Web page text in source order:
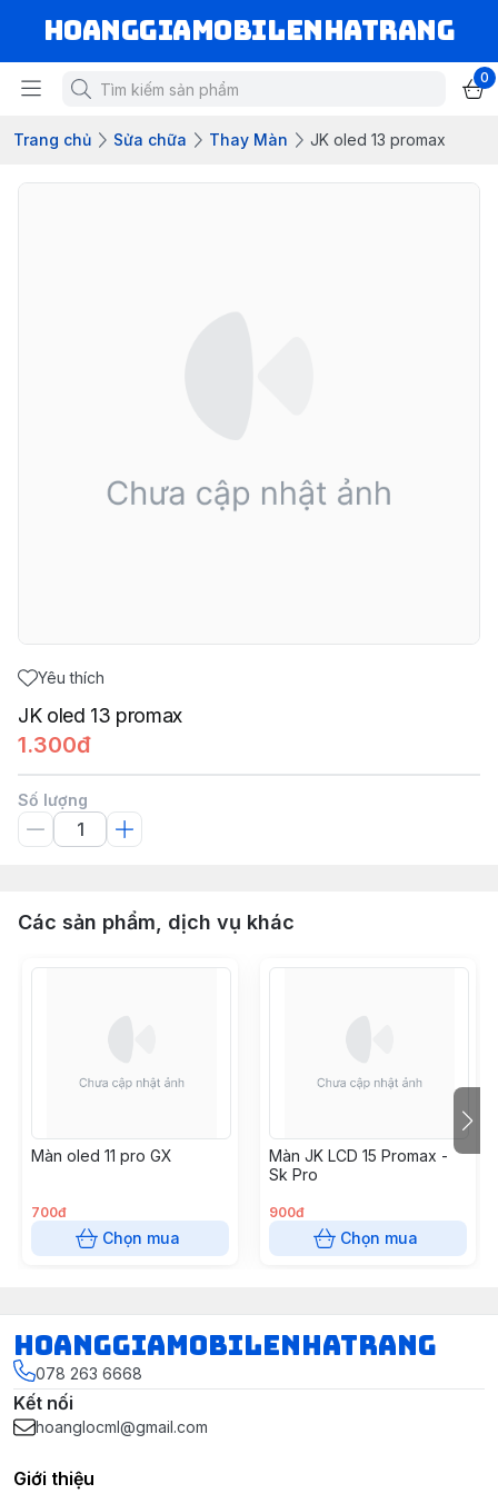
hoanggiamobilenhatrang
0
Trang chủ Sửa chữa Thay Màn JK oled 13 promax
Yêu thích
JK oled 13 promax
1.300đ
Số lượng
Các sản phẩm, dịch vụ khác
Màn oled 11 pro GX
700đ
Chọn mua
Màn JK LCD 15 Promax -
Sk Pro
900đ
Chọn mua
hoanggiamobilenhatrang
078 263 6668
Kết nối
hoanglocml@gmail.com
Giới thiệu